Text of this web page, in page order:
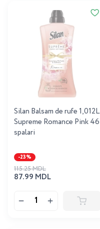
Silan Balsam de rufe 1,012L
Supreme Romance Pink 46
spalari
-23%
87.99 MDL
115.25 MDL